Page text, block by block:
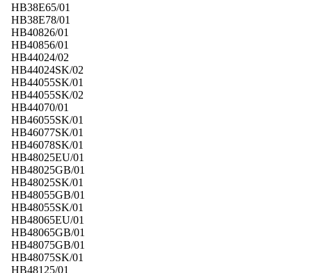
HB38E65/01
HB38E78/01
HB40826/01
HB40856/01
HB44024/02
HB44024SK/02
HB44055SK/01
HB44055SK/02
HB44070/01
HB46055SK/01
HB46077SK/01
HB46078SK/01
HB48025EU/01
HB48025GB/01
HB48025SK/01
HB48055GB/01
HB48055SK/01
HB48065EU/01
HB48065GB/01
HB48075GB/01
HB48075SK/01
HB48125/01